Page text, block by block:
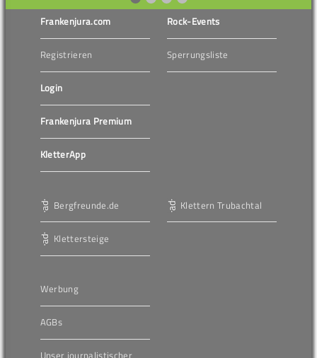
Frankenjura.com
Registrieren
Login
Frankenjura Premium
KletterApp
Rock-Events
Sperrungsliste
Bergfreunde.de
Klettersteige
Klettern Trubachtal
Werbung
AGBs
Unser journalistischer